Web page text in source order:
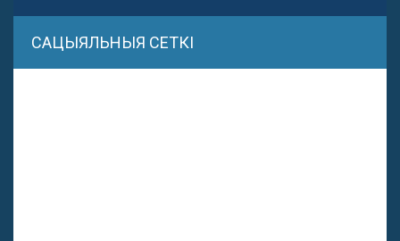
САЦЫЯЛЬНЫЯ СЕТКІ